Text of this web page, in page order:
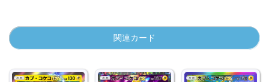
関連カード